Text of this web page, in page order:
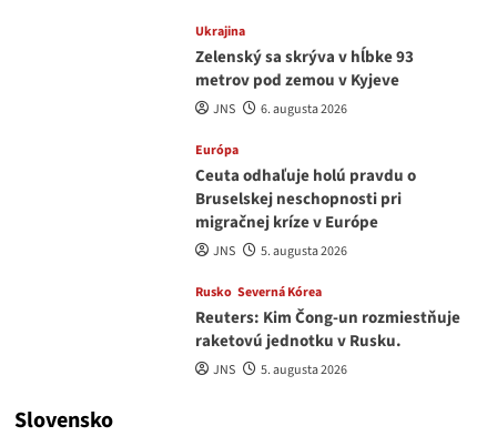
Ukrajina
Zelenský sa skrýva v hĺbke 93
metrov pod zemou v Kyjeve
JNS 6. augusta 2026
Európa
Ceuta odhaľuje holú pravdu o
Bruselskej neschopnosti pri
migračnej kríze v Európe
JNS 5. augusta 2026
Rusko Severná Kórea
Reuters: Kim Čong-un rozmiestňuje
raketovú jednotku v Rusku.
JNS 5. augusta 2026
Slovensko